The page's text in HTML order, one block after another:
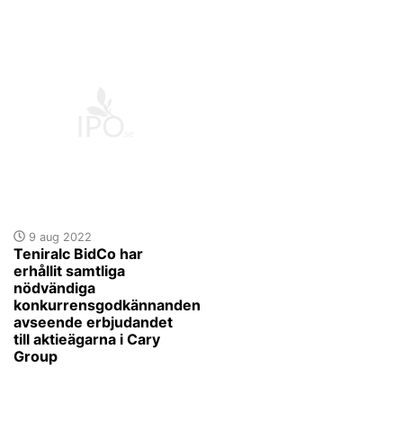
9 aug 2022
Teniralc BidCo har
erhållit samtliga
nödvändiga
konkurrensgodkännanden
avseende erbjudandet
till aktieägarna i Cary
Group